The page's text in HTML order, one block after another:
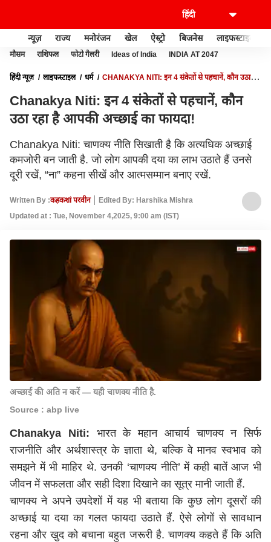
न्यूज़ राज्य मनोरंजन खेल ऐस्ट्रो बिजनेस लाइफस्टाइल
मौसम राशिफल फोटो गैलरी Ideas of India INDIA AT 2047
हिंदी न्यूज़ लाइफस्टाइल धर्म
CHANAKYA NITI: इन 4 संकेतों से पहचानें, कौन उठा रहा
Chanakya Niti: इन 4 संकेतों से पहचानें, कौन
उठा रहा है आपकी अच्छाई का फायदा!
Chanakya Niti: चाणक्य नीति सिखाती है कि अत्यधिक अच्छाई
कमजोरी बन जाती है. जो लोग आपकी दया का लाभ उठाते हैं उनसे
दूरी रखें, “ना” कहना सीखें और आत्मसम्मान बनाए रखें.
Written By :कहकशां परवीन
Edited By: Harshika Mishra
Updated at : Tue, November 4,2025, 9:00 am (IST)
अच्छाई की अति न करें — यही चाणक्य नीति है.
Source : abp live
Chanakya Niti: भारत के महान आचार्य चाणक्य न सिर्फ
राजनीति और अर्थशास्त्र के ज्ञाता थे, बल्कि वे मानव स्वभाव को
समझने में भी माहिर थे. उनकी ‘चाणक्य नीति’ में कही बातें आज भी
जीवन में सफलता और सही दिशा दिखाने का सूत्र मानी जाती हैं.
चाणक्य ने अपने उपदेशों में यह भी बताया कि कुछ लोग दूसरों की
अच्छाई या दया का गलत फायदा उठाते हैं. ऐसे लोगों से सावधान
रहना और खुद को बचाना बहुत जरूरी है. चाणक्य कहते हैं कि अति